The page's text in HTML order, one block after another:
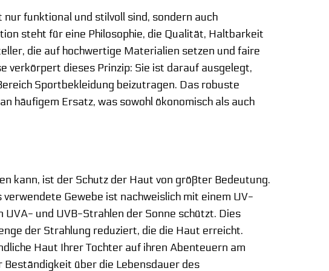
funktional und stilvoll sind, sondern auch
steht für eine Philosophie, die Qualität, Haltbarkeit
die auf hochwertige Materialien setzen und faire
verkörpert dieses Prinzip: Sie ist darauf ausgelegt,
Sportbekleidung beizutragen. Das robuste
häufigem Ersatz, was sowohl ökonomisch als auch
kann, ist der Schutz der Haut von größter Bedeutung.
Gewebe ist nachweislich mit einem UV-
und UVB-Strahlen der Sonne schützt. Dies
der Strahlung reduziert, die die Haut erreicht.
Haut Ihrer Tochter auf ihren Abenteuern am
über die Lebensdauer des